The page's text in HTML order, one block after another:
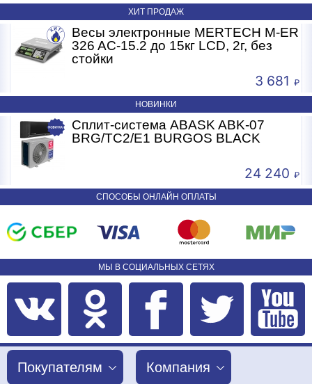
ХИТ ПРОДАЖ
Весы электронные MERTECH M-ER
326 AC-15.2 до 15кг LCD, 2г, без
стойки
3 681
НОВИНКИ
Сплит-система ABASK ABK-07
BRG/TC2/E1 BURGOS BLACK
24 240
СПОСОБЫ ОНЛАЙН ОПЛАТЫ
МЫ В СОЦИАЛЬНЫХ СЕТЯХ
Покупателям Компания